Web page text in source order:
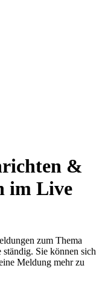
&
im Live
zum Thema
ständig. Sie können sich
Meldung mehr zu